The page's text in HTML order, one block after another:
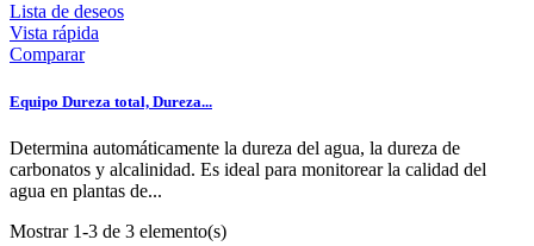
Lista de deseos
Vista rápida
Comparar
Equipo Dureza total, Dureza...
Determina automáticamente la dureza del agua, la dureza de
carbonatos y alcalinidad. Es ideal para monitorear la calidad del
agua en plantas de...
Mostrar 1-3 de 3 elemento(s)